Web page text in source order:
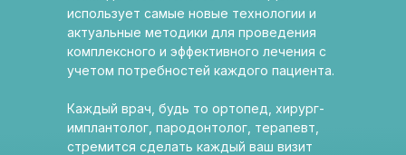
использует самые новые технологии и
актуальные методики для проведения
комплексного и эффективного лечения с
учетом потребностей каждого пациента.
Каждый врач, будь то ортопед, хирург-
имплантолог, пародонтолог, терапевт,
стремится сделать каждый ваш визит